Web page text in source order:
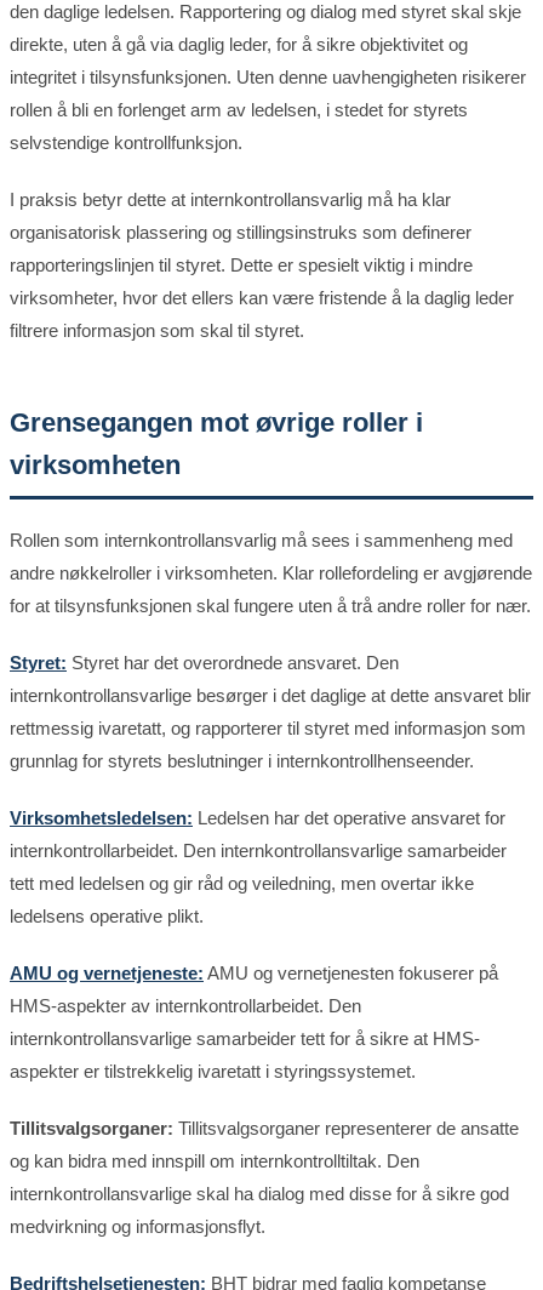
den daglige ledelsen. Rapportering og dialog med styret skal skje
direkte, uten å gå via daglig leder, for å sikre objektivitet og
integritet i tilsynsfunksjonen. Uten denne uavhengigheten risikerer
rollen å bli en forlenget arm av ledelsen, i stedet for styrets
selvstendige kontrollfunksjon.
I praksis betyr dette at internkontrollansvarlig må ha klar
organisatorisk plassering og stillingsinstruks som definerer
rapporteringslinjen til styret. Dette er spesielt viktig i mindre
virksomheter, hvor det ellers kan være fristende å la daglig leder
filtrere informasjon som skal til styret.
Grensegangen mot øvrige roller i
virksomheten
Rollen som internkontrollansvarlig må sees i sammenheng med
andre nøkkelroller i virksomheten. Klar rollefordeling er avgjørende
for at tilsynsfunksjonen skal fungere uten å trå andre roller for nær.
Styret: Styret har det overordnede ansvaret. Den
internkontrollansvarlige besørger i det daglige at dette ansvaret blir
rettmessig ivaretatt, og rapporterer til styret med informasjon som
grunnlag for styrets beslutninger i internkontrollhenseender.
Virksomhetsledelsen: Ledelsen har det operative ansvaret for
internkontrollarbeidet. Den internkontrollansvarlige samarbeider
tett med ledelsen og gir råd og veiledning, men overtar ikke
ledelsens operative plikt.
AMU og vernetjeneste: AMU og vernetjenesten fokuserer på
HMS-aspekter av internkontrollarbeidet. Den
internkontrollansvarlige samarbeider tett for å sikre at HMS-
aspekter er tilstrekkelig ivaretatt i styringssystemet.
Tillitsvalgsorganer: Tillitsvalgsorganer representerer de ansatte
og kan bidra med innspill om internkontrolltiltak. Den
internkontrollansvarlige skal ha dialog med disse for å sikre god
medvirkning og informasjonsflyt.
Bedriftshelsetjenesten: BHT bidrar med faglig kompetanse